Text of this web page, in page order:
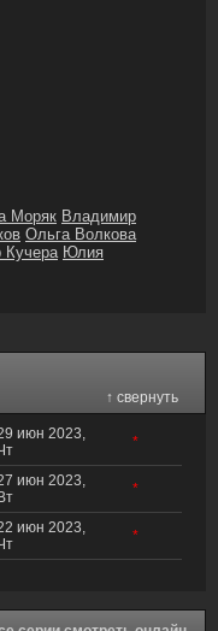
Моряк Владимир
Ольга Волкова
Кучера Юлия
↑ свернуть
июн 2023,
*
июн 2023,
Вт
*
июн 2023,
*